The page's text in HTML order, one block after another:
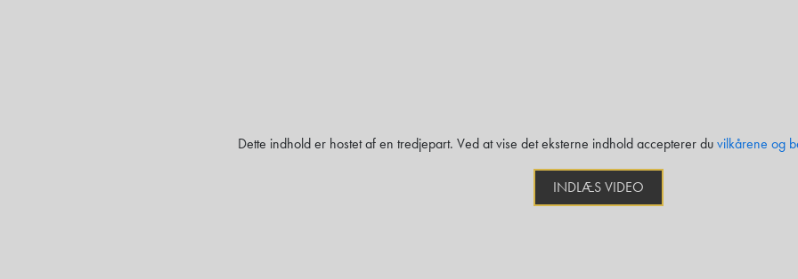
Dette indhold er hostet af en tredjepart. Ved at vise det eksterne indhold accepterer duvilkårene og
INDLÆS VIDEO